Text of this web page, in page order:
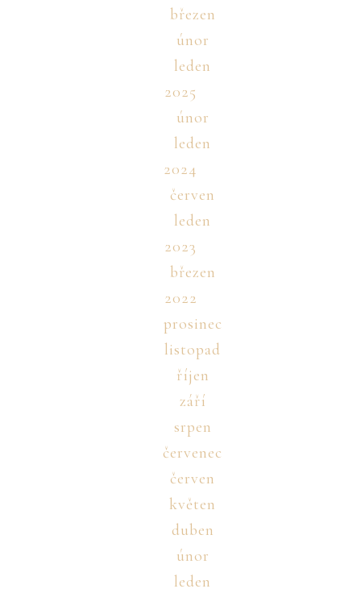
březen
únor
leden
2025
únor
leden
2024
červen
leden
2023
březen
2022
prosinec
listopad
říjen
září
srpen
červenec
červen
květen
duben
únor
leden